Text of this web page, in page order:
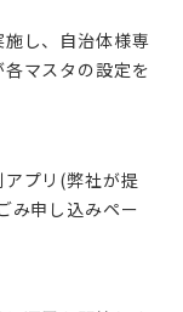
し、自治体様専
マスタの設定を
アプリ(弊社が提
み申し込みペー